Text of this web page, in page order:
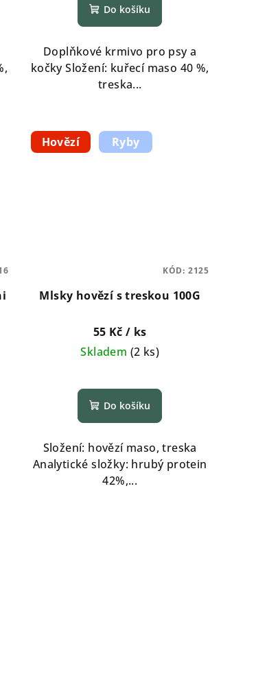
Do košíku
Doplňkové krmivo pro psy a
kočky Složení: kuřecí maso 40 %,
treska...
Hovězí Ryby
Mlsky hovězí s treskou 100G
55 Kč/ ks
Skladem (2 ks)
Do košíku
Složení: hovězí maso, treska
Analytické složky: hrubý protein
42%,...
KÓD: 2125